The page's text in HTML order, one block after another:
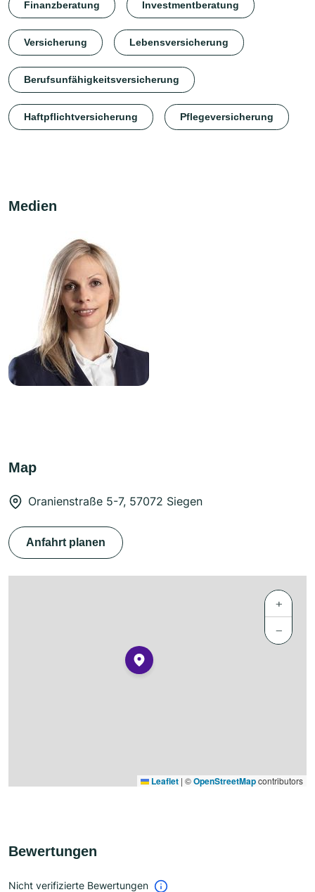
Finanzberatung Investmentberatung
Versicherung Lebensversicherung
Berufsunfähigkeitsversicherung
Haftpflichtversicherung Pflegeversicherung
Medien
Map
Oranienstraße 5-7, 57072 Siegen
Anfahrt planen
+
−
Leaflet | ©OpenStreetMapcontributors
Bewertungen
Nicht verifizierte Bewertungen